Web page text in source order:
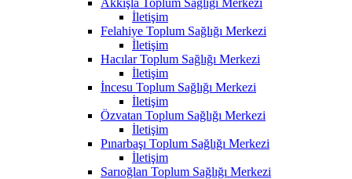
İletişim
Felahiye Toplum Sağlığı Merkezi
İletişim
Hacılar Toplum Sağlığı Merkezi
İletişim
İncesu Toplum Sağlığı Merkezi
İletişim
Özvatan Toplum Sağlığı Merkezi
İletişim
Pınarbaşı Toplum Sağlığı Merkezi
İletişim
Sarıoğlan Toplum Sağlığı Merkezi